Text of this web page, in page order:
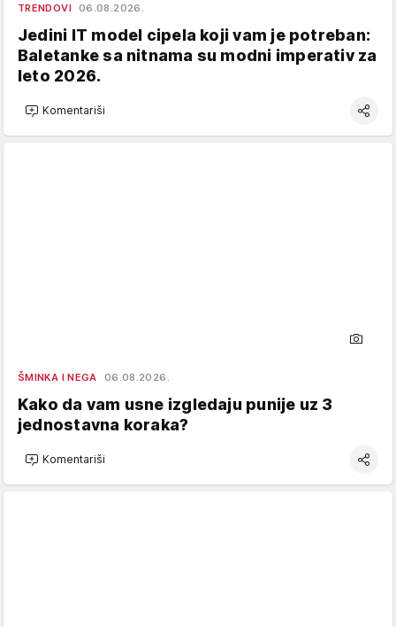
TRENDOVI 06.08.2026.
Jedini IT model cipela koji vam je potreban:
Baletanke sa nitnama su modni imperativ za
leto 2026.
Komentariši
ŠMINKA I NEGA 06.08.2026.
Kako da vam usne izgledaju punije uz 3
jednostavna koraka?
Komentariši